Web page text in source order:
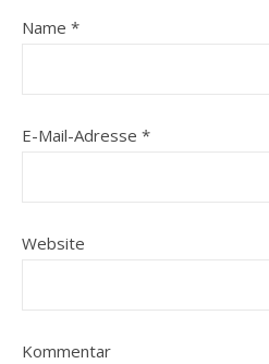
Name *
E-Mail-Adresse *
Website
Kommentar